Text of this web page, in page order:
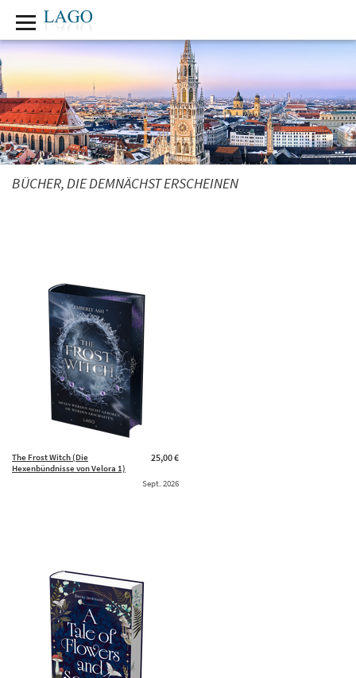
BÜCHER, DIE DEMNÄCHST ERSCHEINEN
25,00 €
The Frost Witch (Die
Hexenbündnisse von Velora 1)
Sept. 2026